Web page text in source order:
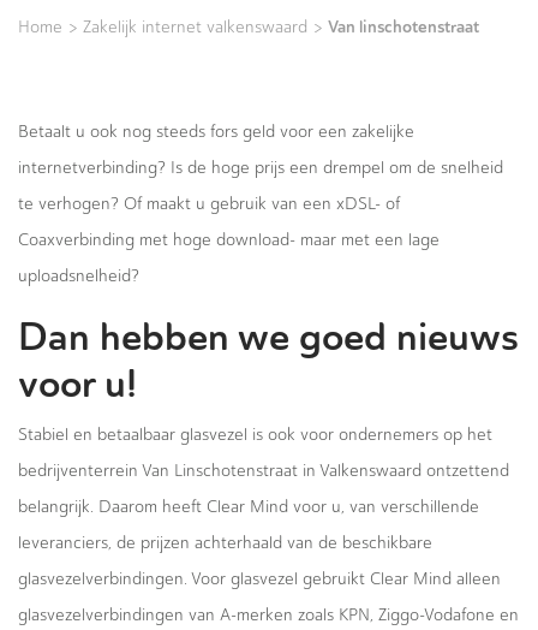
Home > Zakelijk internet valkenswaard > Van linschotenstraat
Betaalt u ook nog steeds fors geld voor een zakelijke
internetverbinding? Is de hoge prijs een drempel om de snelheid
te verhogen? Of maakt u gebruik van een xDSL- of
Coaxverbinding met hoge download- maar met een lage
uploadsnelheid?
Dan hebben we goed nieuws
voor u!
Stabiel en betaalbaar glasvezel is ook voor ondernemers op het
bedrijventerrein Van Linschotenstraat in Valkenswaard ontzettend
belangrijk. Daarom heeft Clear Mind voor u, van verschillende
leveranciers, de prijzen achterhaald van de beschikbare
glasvezelverbindingen. Voor glasvezel gebruikt Clear Mind alleen
glasvezelverbindingen van A-merken zoals KPN, Ziggo-Vodafone en